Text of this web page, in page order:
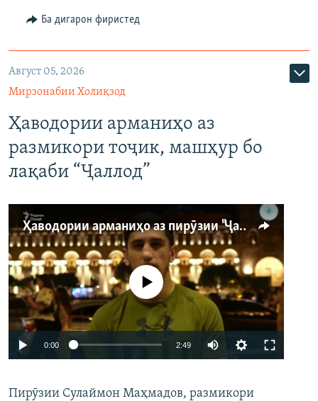
Ба дигарон фиристед
Август 05, 2026
Мирзонабии Холиқзод
Ҳаводории арманиҳо аз
размикори тоҷик, машҳур бо
лақаби “Ҷаллод”
Ҳаводории арманиҳо аз пирӯзии "Ҷаллод"-и тоҷик
Феълан кор намекунад
0:00 2:49
360p
Пирӯзии Сулаймон Маҳмадов, размикори